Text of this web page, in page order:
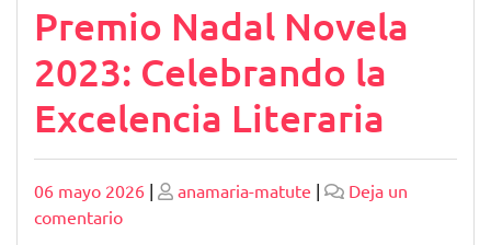
Premio Nadal Novela
2023: Celebrando la
Excelencia Literaria
Publicado
06 mayo 2026 | Publicado
anamaria-matute |
Deja un
comentarioen